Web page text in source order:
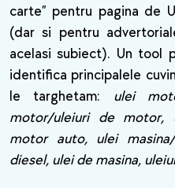
carte” pentru pagina de
(dar si pentru
acelasi subiect). Un tool
identifica principalele
le targhetam: ulei
motor/uleiuri de motor,
motor auto, ulei
diesel, ulei de masina,